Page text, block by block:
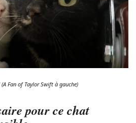
(A Fan of Taylor Swift à gauche)
pour ce chat